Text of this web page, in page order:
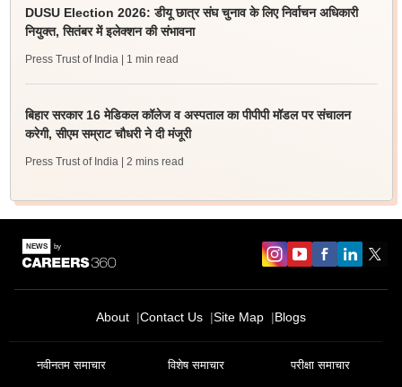
DUSU Election 2026: डीयू छात्र संघ चुनाव के लिए निर्वाचन अधिकारी
नियुक्त, सितंबर में इलेक्शन की संभावना
Press Trust of India | 1 min read
बिहार सरकार 16 मेडिकल कॉलेज व अस्पताल का पीपीपी मॉडल पर संचालन
करेगी, सीएम सम्राट चौधरी ने दी मंजूरी
Press Trust of India | 2 mins read
About Contact Us Site Map Blogs
नवीनतम समाचार विशेष समाचार परीक्षा समाचार